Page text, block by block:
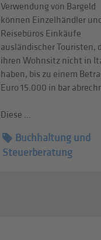
Verwendung von Bargeld
können Einzelhändler
Reisebüros Einkäufe
ausländischer Touristen,
ihren Wohnsitz nicht in
haben, bis zu einem
Euro 15.000 in bar
Diese ...
Buchhaltung und
Steuerberatung